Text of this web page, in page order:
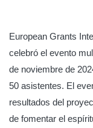
European Grants
celebró el evento
de noviembre de
50 asistentes. El
resultados del
de fomentar el